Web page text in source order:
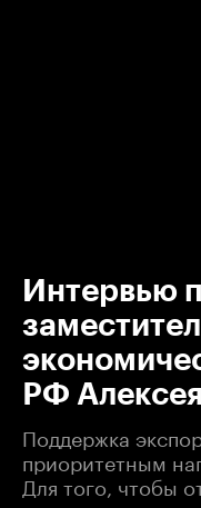
Интервью
РФ
Поддержка
приоритетным
Для того, чтобы